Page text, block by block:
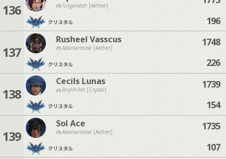
136 Gilgamesh [Aether]
クリスタル
196
137
Rusheel Vasscus
Adamantoise [Aether]
クリスタル
1748
226
138
Cecils Lunas
Brynhildr [Crystal]
クリスタル
1739
154
139
Sol Ace
Adamantoise [Aether]
クリスタル
1735
107